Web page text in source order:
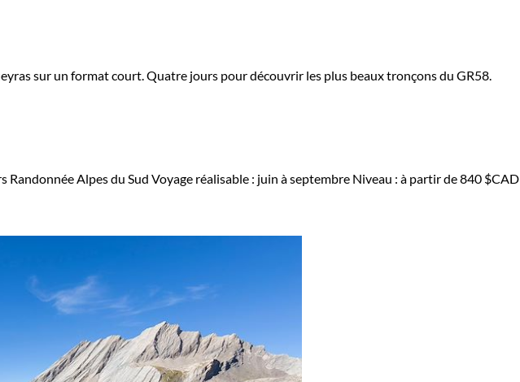
sur un format court. Quatre jours pour découvrir les plus beaux tronçons du GR58.
Randonnée Alpes du Sud Voyage réalisable : juin à septembre Niveau : à partir de840 $CAD